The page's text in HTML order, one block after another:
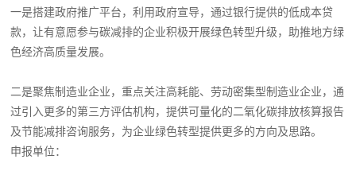
一是搭建政府推广平台，利用政府宣导，通过银行提供的低成本贷
款，让有意愿参与碳减排的企业积极开展绿色转型升级，助推地方绿
色经济高质量发展。
二是聚焦制造业企业，重点关注高耗能、劳动密集型制造业企业，通
过引入更多的第三方评估机构，提供可量化的二氧化碳排放核算报告
及节能减排咨询服务，为企业绿色转型提供更多的方向及思路。
申报单位：